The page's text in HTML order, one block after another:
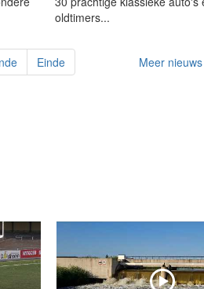
oldtimers...
Einde Meer nieuws